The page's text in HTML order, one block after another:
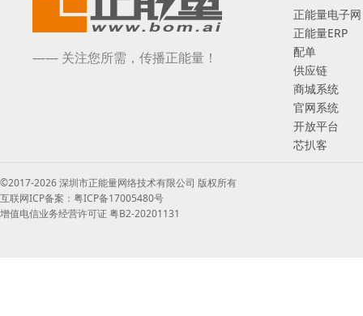
—— 关注您所需，传播正能量！
正能量电子网
正能量ERP
配单
供应链
商城系统
官网系统
开放平台
芯扒客
©2017-2026 深圳市正能量网络技术有限公司 版权所有
互联网ICP备案：粤ICP备17005480号
增值电信业务经营许可证 粤B2-20201131